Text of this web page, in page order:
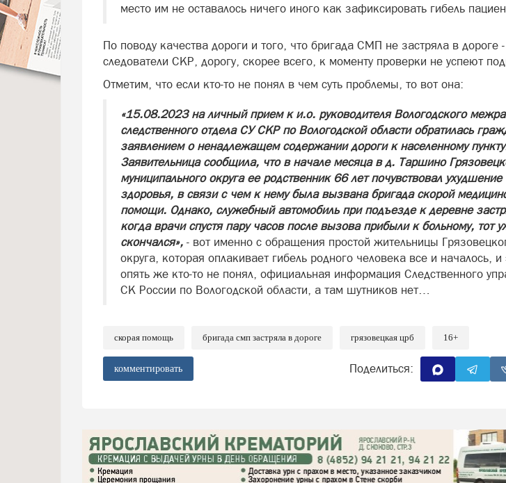
место им не оставалось ничего иного как зафиксировать гибель
По поводу качества дороги и того, что бригада СМП не застряла в дороге
следователи СКР, дорогу, скорее всего, к моменту проверки не успеют
Отметим, что если кто-то не понял в чем суть проблемы, то вот она:
«15.08.2023 на личный прием к и.о. руководителя Вологодского
следственного отдела СУ СКР по Вологодской области обратилась
заявлением о ненадлежащем содержании дороги к населенному
Заявительница сообщила, что в начале месяца в д. Таршино
муниципального округа ее родственник 66 лет почувствовал ухудшение
здоровья, в связи с чем к нему была вызвана бригада скорой
помощи. Однако, служебный автомобиль при подъезде к деревне
когда врачи спустя пару часов после вызова прибыли к больному, тот
скончался», - вот именно с обращения простой жительницы
округа, которая оплакивает гибель родного человека все и началось, и
опять же кто-то не понял, официальная информация Следственного
СК России по Вологодской области, а там шутников нет…
скорая помощь бригада смп застряла в дороге грязовецкая црб 16+
комментировать Поделиться: